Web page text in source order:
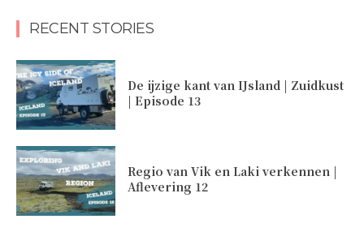
RECENT STORIES
De ijzige kant van IJsland | Zuidkust
| Episode 13
Regio van Vik en Laki verkennen |
Aflevering 12